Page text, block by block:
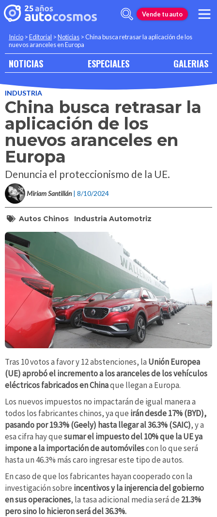
Vende tu auto
Inicio >Editorial >Noticias >China busca retrasar la aplicación de los
nuevos aranceles en Europa
NOTICIAS ESPECIALES GALERIAS
INDUSTRIA
China busca retrasar la
aplicación de los
nuevos aranceles en
Europa
Denuncia el proteccionismo de la UE.
Miriam Santillán | 8/10/2024
Autos Chinos Industria Automotriz
Tras 10 votos a favor y 12 abstenciones, la Unión Europea
(UE) aprobó el incremento a los aranceles de los vehículos
eléctricos fabricados en Chinaque llegan a Europa.
Los nuevos impuestos no impactarán de igual manera a
todos los fabricantes chinos, ya que irán desde 17% (BYD),
pasando por 19.3% (Geely) hasta llegar al 36.3% (SAIC), y a
esa cifra hay quesumar el impuesto del 10% que la UE ya
impone a la importación de automóvilescon lo que será
hasta un 46.3% más caro ingresar este tipo de autos.
En caso de que los fabricantes hayan cooperado con la
investigación sobre incentivos y la injerencia del gobierno
en sus operaciones, la tasa adicional media será de 21.3%
pero sino lo hicieron será del 36.3%.